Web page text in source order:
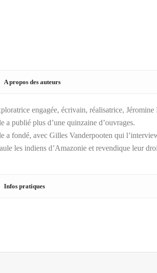
A propos des auteurs
engagée, écrivain, réalisatrice,
a publié plus d’une quinzaine d’ouvrages.
a fondé, avec Gilles Vanderpooten qui
les indiens d’Amazonie et revendique leur
Infos pratiques